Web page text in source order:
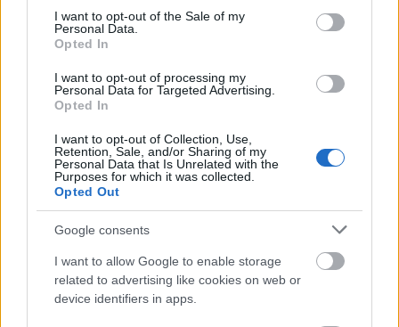
consent section.
I want to opt-out of the Sale of my
Personal Data.
Opted In
I want to opt-out of processing my
Personal Data for Targeted Advertising.
Opted In
I want to opt-out of Collection, Use,
Retention, Sale, and/or Sharing of my
Personal Data that Is Unrelated with the
Purposes for which it was collected.
Opted Out
Google consents
I want to allow Google to enable storage
related to advertising like cookies on web or
device identifiers in apps.
nagy költségvetésű klippel: